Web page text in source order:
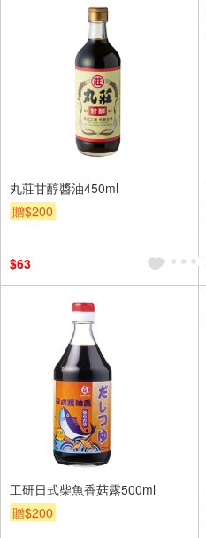
丸莊甘醇醬油450ml
贈$200
$63
工研日式柴魚香菇露500ml
贈$200